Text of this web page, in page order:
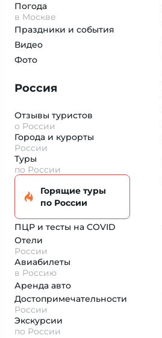
Погода
в Москве
Праздники и события
Видео
Фото
Россия
Отзывы туристов
о России
Города и курорты
России
Туры
по России
Горящие туры
по России
ПЦР и тесты на COVID
Отели
России
Авиабилеты
в Россию
Аренда авто
Достопримеча­тельности
России
Экскурсии
по России